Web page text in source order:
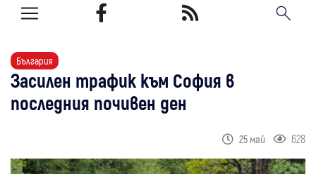
България
Засилен трафик към София в
последния почивен ден
25 май 628